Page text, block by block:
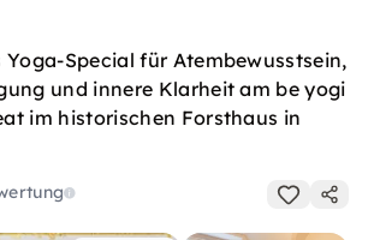
Special für Atembewusstsein,
und innere Klarheit am be yogi
im historischen Forsthaus in